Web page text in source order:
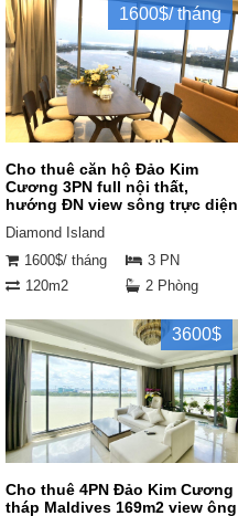
1600$/ tháng
Cho thuê căn hộ Đảo Kim
Cương 3PN full nội thất,
hướng ĐN view sông trực diện
Diamond Island
1600$/ tháng
3 PN
120m2
2 Phòng
3600$
Cho thuê 4PN Đảo Kim Cương
tháp Maldives 169m2 view ông